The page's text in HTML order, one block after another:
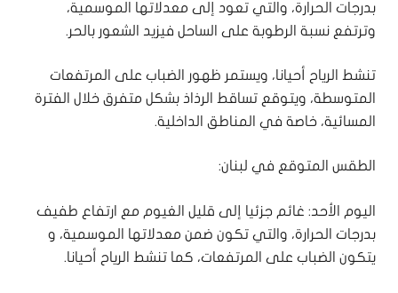
بدرجات الحرارة، والتي تعود إلى معدلاتها الموسمية،
وترتفع نسبة الرطوبة على الساحل فيزيد الشعور بالحر.
تنشط الرياح أحيانا، ويستمر ظهور الضباب على المرتفعات
المتوسطة، ويتوقع تساقط الرذاذ بشكل متفرق خلال الفترة
المسائية، خاصة في المناطق الداخلية.
الطقس المتوقع في لبنان:
اليوم الأحد: غائم جزئيا إلى قليل الغيوم مع ارتفاع طفيف
بدرجات الحرارة، والتي تكون ضمن معدلاتها الموسمية، و
يتكون الضباب على المرتفعات، كما تنشط الرياح أحيانا.